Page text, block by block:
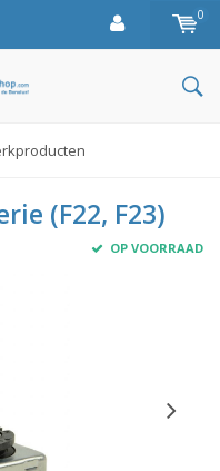
0
(F22, F23)
OP VOORRAAD